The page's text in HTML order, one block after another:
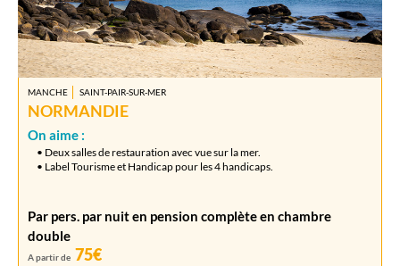
MANCHE SAINT-PAIR-SUR-MER
NORMANDIE
On aime :
• Deux salles de restauration avec vue sur la mer.
• Label Tourisme et Handicap pour les 4 handicaps.
Par pers. par nuit en pension complète en chambre
double
A partir de 75€